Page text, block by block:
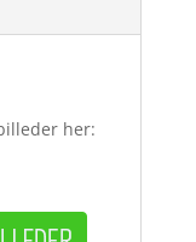
her: